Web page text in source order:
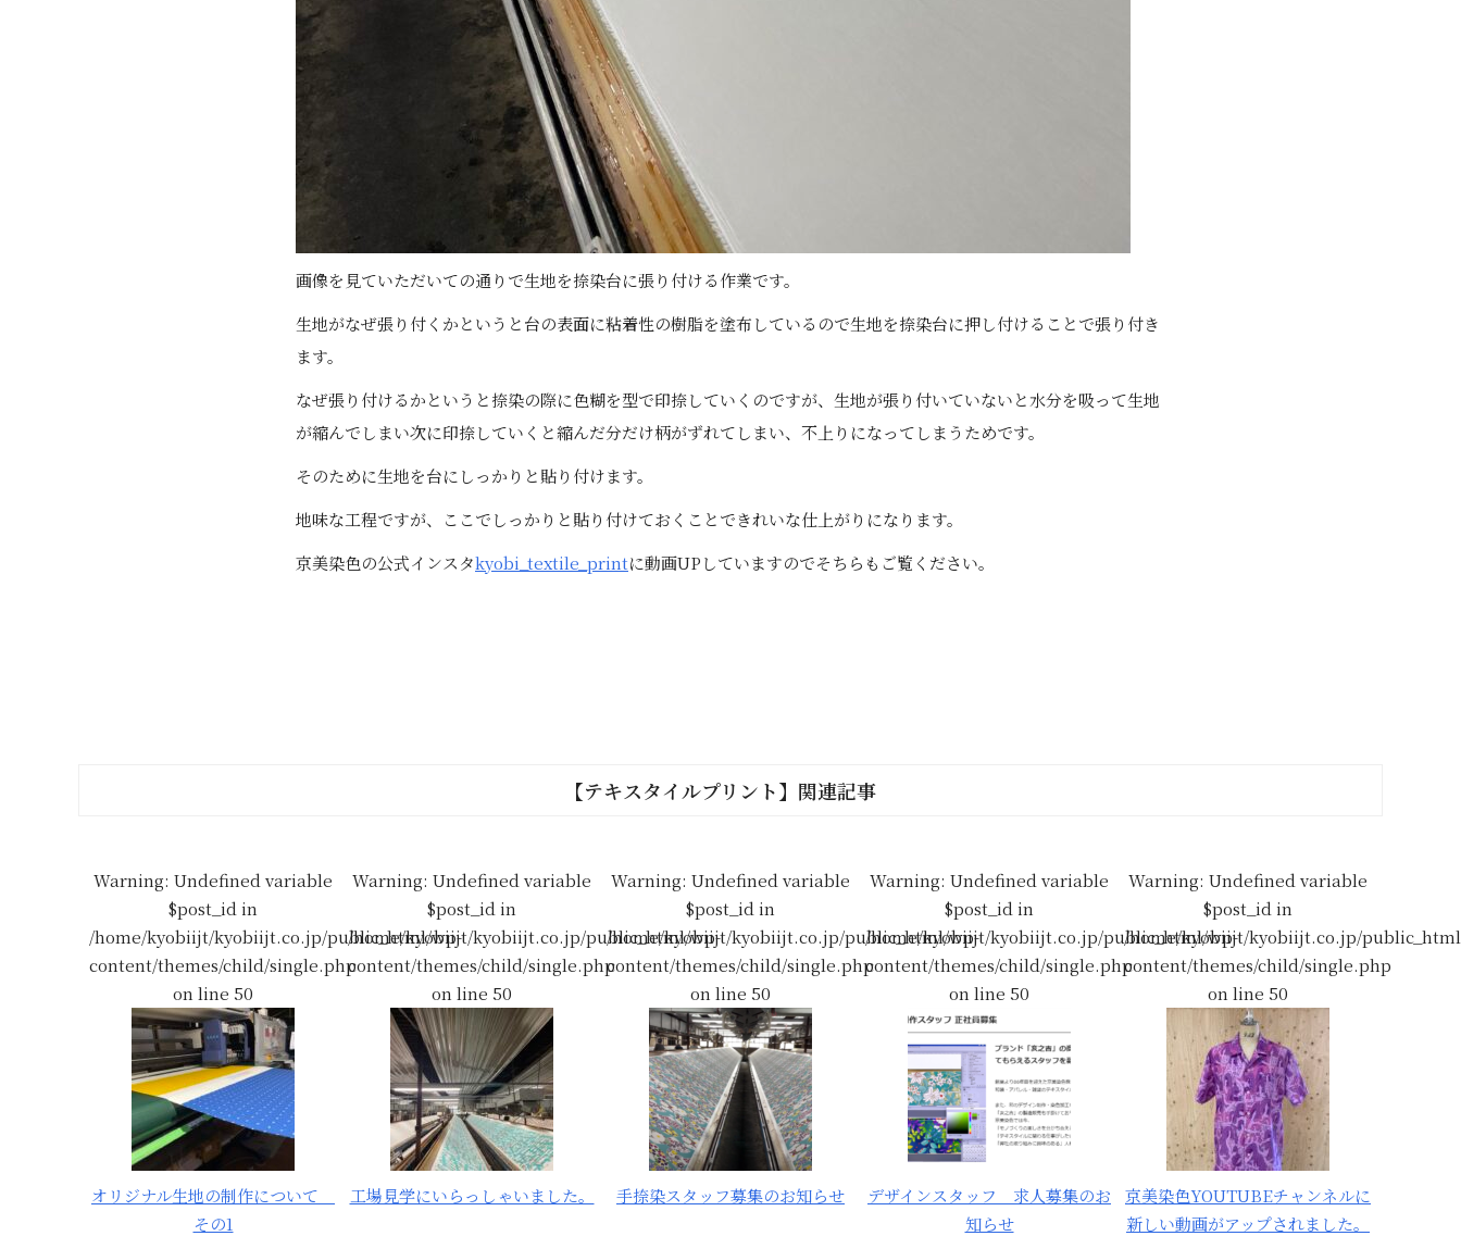
画像を見ていただいての通りで生地を捺染台に張り付ける作業です。
生地がなぜ張り付くかというと台の表面に粘着性の樹脂を塗布しているので生地を捺染台に押し付けることで張り付き
ます。
なぜ張り付けるかというと捺染の際に色糊を型で印捺していくのですが、生地が張り付いていないと水分を吸って生地
が縮んでしまい次に印捺していくと縮んだ分だけ柄がずれてしまい、不上りになってしまうためです。
そのために生地を台にしっかりと貼り付けます。
地味な工程ですが、ここでしっかりと貼り付けておくことできれいな仕上がりになります。
京美染色の公式インスタkyobi_textile_printに動画UPしていますのでそちらもご覧ください。
【テキスタイルプリント】関連記事
Warning: Undefined variable
$post_id in
/home/kyobiijt/kyobiijt.co.jp/public_html/wp-
content/themes/child/single.php
on line 50
オリジナル生地の制作について
その1
Warning: Undefined variable
$post_id in
/home/kyobiijt/kyobiijt.co.jp/public_html/wp-
content/themes/child/single.php
on line 50
工場見学にいらっしゃいました。
Warning: Undefined variable
$post_id in
/home/kyobiijt/kyobiijt.co.jp/public_html/wp-
content/themes/child/single.php
on line 50
手捺染スタッフ募集のお知らせ
Warning: Undefined variable
$post_id in
/home/kyobiijt/kyobiijt.co.jp/public_html/wp-
content/themes/child/single.php
on line 50
デザインスタッフ 求人募集のお
知らせ
Warning: Undefined variable
$post_id in
/home/kyobiijt/kyobiijt.co.jp/
content/themes/child/single.php
on line 50
京美染色YOUTUBEチャンネルに
新しい動画がアップされました。